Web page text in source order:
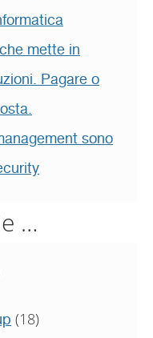
mette in
Pagare o
sono
…
(18)